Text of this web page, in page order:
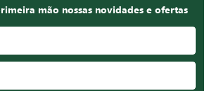
mão nossas novidades e ofertas